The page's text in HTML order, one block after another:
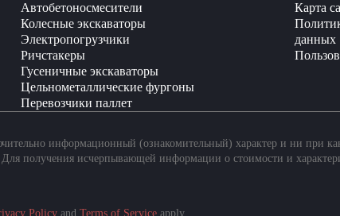
Автобетоносмесители
Колесные экскаваторы
Электропогрузчики
Ричстакеры
Гусеничные экскаваторы
Цельнометаллические фургоны
Перевозчики паллет
Карта
данных
информационный (ознакомительный) характер и ни при
получения исчерпывающей информации о стоимости и
Policy and Terms of Service apply.